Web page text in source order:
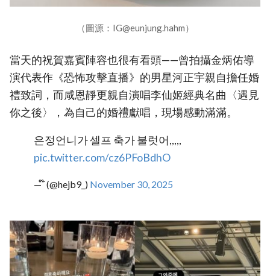
（圖源：IG@eunjung.hahm）
當天的祝賀嘉賓陣容也很有看頭——曾拍攝金炳佑導
演代表作《恐怖攻擊直播》的男星河正宇親自擔任婚
禮致詞，而咸恩靜更親自演唱李仙姬經典名曲〈遇見
你之後〉，為自己的婚禮獻唱，現場感動滿滿。
은정언니가 셀프 축가 불럿어,,,,,
pic.twitter.com/cz6PFoBdhO
— ໊ (@hejb9_) November 30, 2025